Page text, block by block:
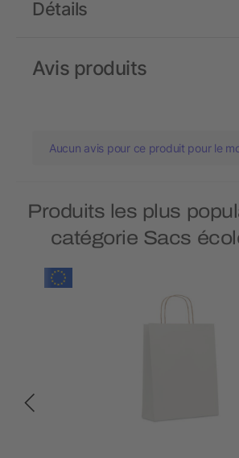
Détails
Avis produits
Aucun avis pour ce produit pour le
Produits les plus
catégorie Sacs